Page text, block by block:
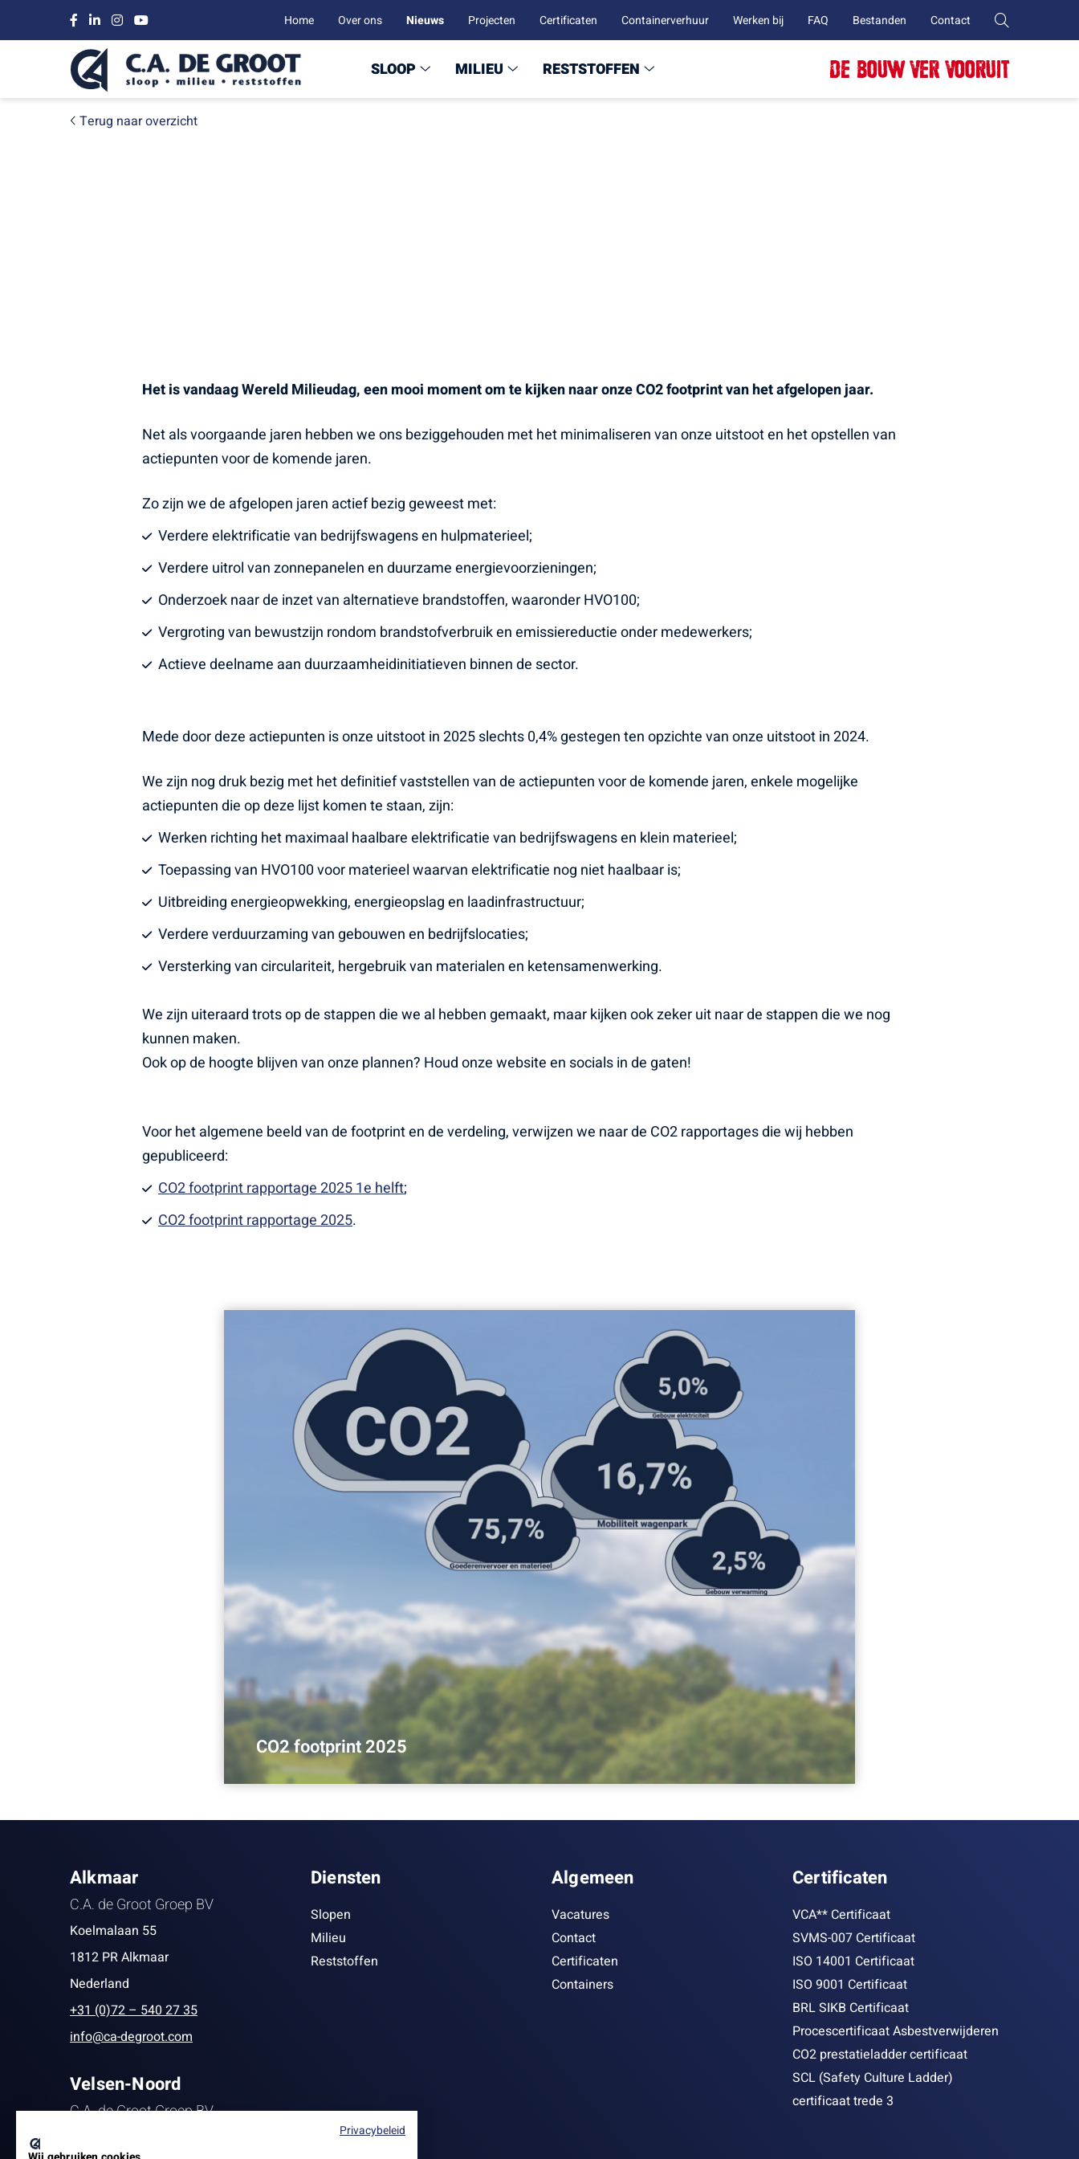
Home Over ons Nieuws Projecten Certificaten Containerverhuur Werken bij FAQ Bestanden Contact
SLOOP MILIEU RESTSTOFFEN DE BOUW VER VOORUIT
Terug naar overzicht
Het is vandaag Wereld Milieudag, een mooi moment om te kijken naar onze CO2 footprint van het afgelopen jaar.
Net als voorgaande jaren hebben we ons beziggehouden met het minimaliseren van onze uitstoot en het opstellen van
actiepunten voor de komende jaren.
Zo zijn we de afgelopen jaren actief bezig geweest met:
Verdere elektrificatie van bedrijfswagens en hulpmaterieel;
Verdere uitrol van zonnepanelen en duurzame energievoorzieningen;
Onderzoek naar de inzet van alternatieve brandstoffen, waaronder HVO100;
Vergroting van bewustzijn rondom brandstofverbruik en emissiereductie onder medewerkers;
Actieve deelname aan duurzaamheidinitiatieven binnen de sector.
Mede door deze actiepunten is onze uitstoot in 2025 slechts 0,4% gestegen ten opzichte van onze uitstoot in 2024.
We zijn nog druk bezig met het definitief vaststellen van de actiepunten voor de komende jaren, enkele mogelijke
actiepunten die op deze lijst komen te staan, zijn:
Werken richting het maximaal haalbare elektrificatie van bedrijfswagens en klein materieel;
Toepassing van HVO100 voor materieel waarvan elektrificatie nog niet haalbaar is;
Uitbreiding energieopwekking, energieopslag en laadinfrastructuur;
Verdere verduurzaming van gebouwen en bedrijfslocaties;
Versterking van circulariteit, hergebruik van materialen en ketensamenwerking.
We zijn uiteraard trots op de stappen die we al hebben gemaakt, maar kijken ook zeker uit naar de stappen die we nog
kunnen maken.
Ook op de hoogte blijven van onze plannen? Houd onze website en socials in de gaten!
Voor het algemene beeld van de footprint en de verdeling, verwijzen we naar de CO2 rapportages die wij hebben
gepubliceerd:
CO2 footprint rapportage 2025 1e helft;
CO2 footprint rapportage 2025.
CO2 footprint 2025
Alkmaar
C.A. de Groot Groep BV
Koelmalaan 55
1812 PR Alkmaar
Nederland
+31 (0)72 – 540 27 35
info@ca-degroot.com
Velsen-Noord
C.A. de Groot Groep BV
Diensten
Slopen
Milieu
Reststoffen
Algemeen
Vacatures
Contact
Certificaten
Containers
Certificaten
VCA** Certificaat
SVMS-007 Certificaat
ISO 14001 Certificaat
ISO 9001 Certificaat
BRL SIKB Certificaat
Procescertificaat Asbestverwijderen
CO2 prestatieladder certificaat
SCL (Safety Culture Ladder)
certificaat trede 3
Privacybeleid